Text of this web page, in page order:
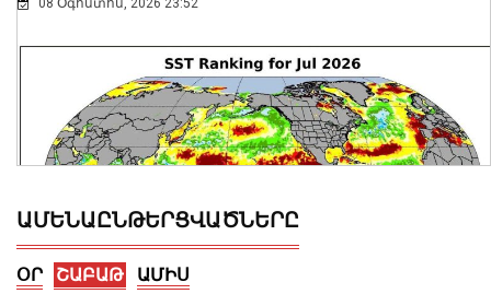
08 Օգոստոս, 2026 23:52
ԱՄԵՆԱԸՆԹԵՐՑՎԱԾՆԵՐԸ
ՕՐ ՇԱԲԱԹ ԱՄԻՍ